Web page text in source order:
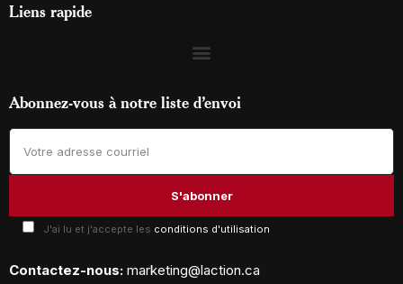
Liens rapide
Abonnez-vous à notre liste d’envoi
J'ai lu et j'accepte les conditions d'utilisation
Contactez-nous: marketing@laction.ca